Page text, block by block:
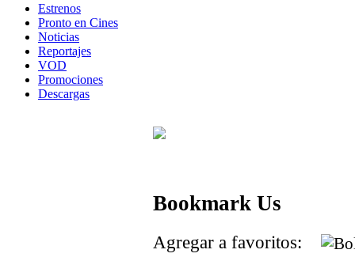
Estrenos
Pronto en Cines
Noticias
Reportajes
VOD
Promociones
Descargas
Bookmark Us
Agregar a favoritos: